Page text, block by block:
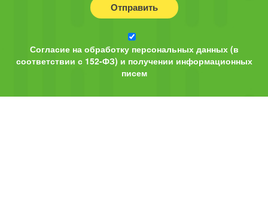
Отправить
Согласие на обработку персональных данных (в
соответствии с 152-ФЗ) и получении информационных
писем